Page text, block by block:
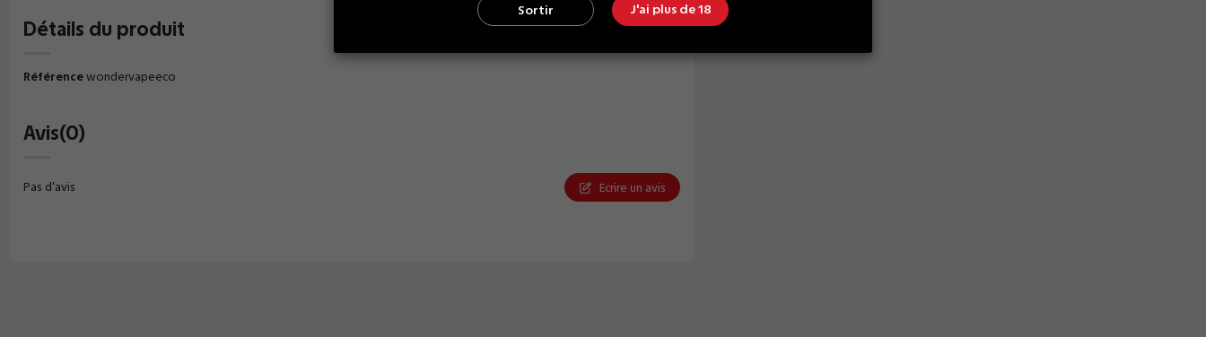
Détails du produit
Référence wondervapeeco
Avis(0)
Pas d'avis Ecrire un avis
Sortir J'ai plus de 18